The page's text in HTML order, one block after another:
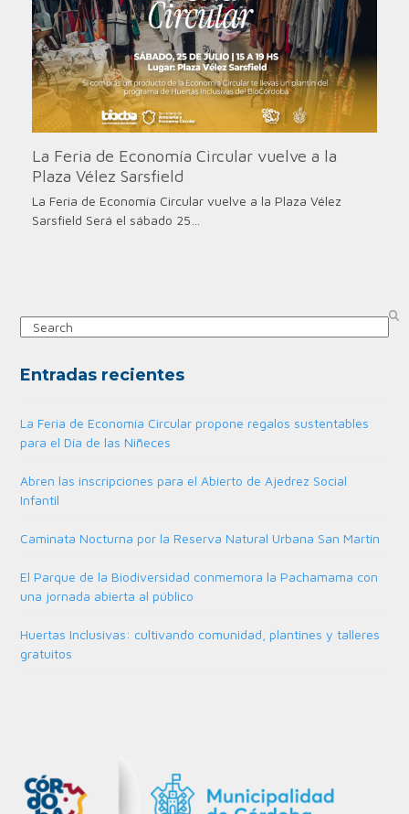
La Feria de Economía Circular vuelve a la
Plaza Vélez Sarsfield
La Feria de Economía Circular vuelve a la Plaza Vélez
Sarsfield Será el sábado 25…
Search
Entradas recientes
La Feria de Economía Circular propone regalos sustentables
para el Día de las Niñeces
Abren las inscripciones para el Abierto de Ajedrez Social
Infantil
Caminata Nocturna por la Reserva Natural Urbana San Martín
El Parque de la Biodiversidad conmemora la Pachamama con
una jornada abierta al público
Huertas Inclusivas: cultivando comunidad, plantines y talleres
gratuitos